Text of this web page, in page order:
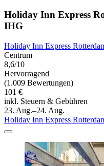
Holiday Inn Express
IHG
Holiday Inn Express
Centrum
8,6/10
Hervorragend
(1.009 Bewertungen)
101 €
inkl. Steuern & Gebühren
23. Aug.–24. Aug.
Holiday Inn Express